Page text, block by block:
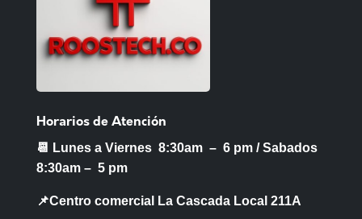
Horarios de Atención
📆 Lunes a Viernes 8:30am – 6 pm /Sabados
8:30am – 5 pm
📌Centro comercial La Cascada Local 211A